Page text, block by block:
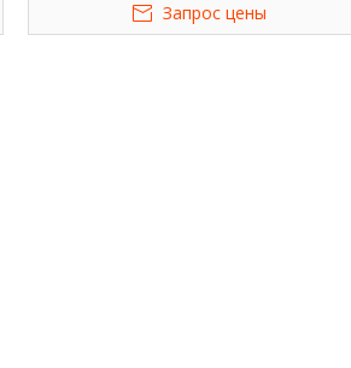
Запрос цены